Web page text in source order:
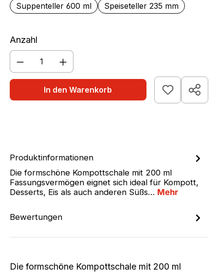
Suppenteller 600 ml
Speiseteller 235 mm
Anzahl
Produkt Anzahl: Gib den gewünschten
In den Warenkorb
Produktinformationen
Die formschöne Kompottschale mit 200 ml
Fassungsvermögen eignet sich ideal für Kompott,
Desserts, Eis als auch anderen Süßs… Mehr
Bewertungen
Die formschöne Kompottschale mit 200 ml